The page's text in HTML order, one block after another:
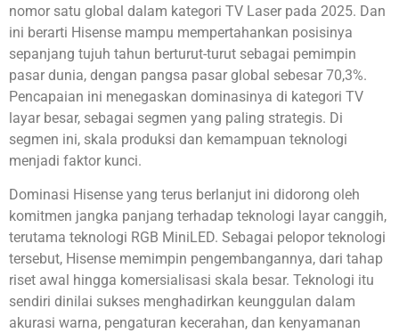
nomor satu global dalam kategori TV Laser pada 2025. Dan
ini berarti Hisense mampu mempertahankan posisinya
sepanjang tujuh tahun berturut-turut sebagai pemimpin
pasar dunia, dengan pangsa pasar global sebesar 70,3%.
Pencapaian ini menegaskan dominasinya di kategori TV
layar besar, sebagai segmen yang paling strategis. Di
segmen ini, skala produksi dan kemampuan teknologi
menjadi faktor kunci.
Dominasi Hisense yang terus berlanjut ini didorong oleh
komitmen jangka panjang terhadap teknologi layar canggih,
terutama teknologi RGB MiniLED. Sebagai pelopor teknologi
tersebut, Hisense memimpin pengembangannya, dari tahap
riset awal hingga komersialisasi skala besar. Teknologi itu
sendiri dinilai sukses menghadirkan keunggulan dalam
akurasi warna, pengaturan kecerahan, dan kenyamanan